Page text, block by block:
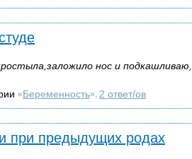
нос и
«Беременность», 2 ответ/ов
при предыдущих родах